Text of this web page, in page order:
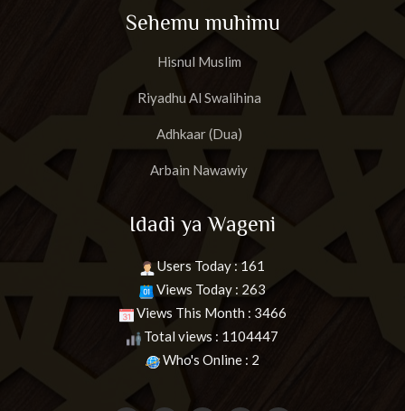
Sehemu muhimu
Hisnul Muslim
Riyadhu Al Swalihina
Adhkaar (Dua)
Arbain Nawawiy
Idadi ya Wageni
Users Today : 161
Views Today : 263
Views This Month : 3466
Total views : 1104447
Who's Online : 2